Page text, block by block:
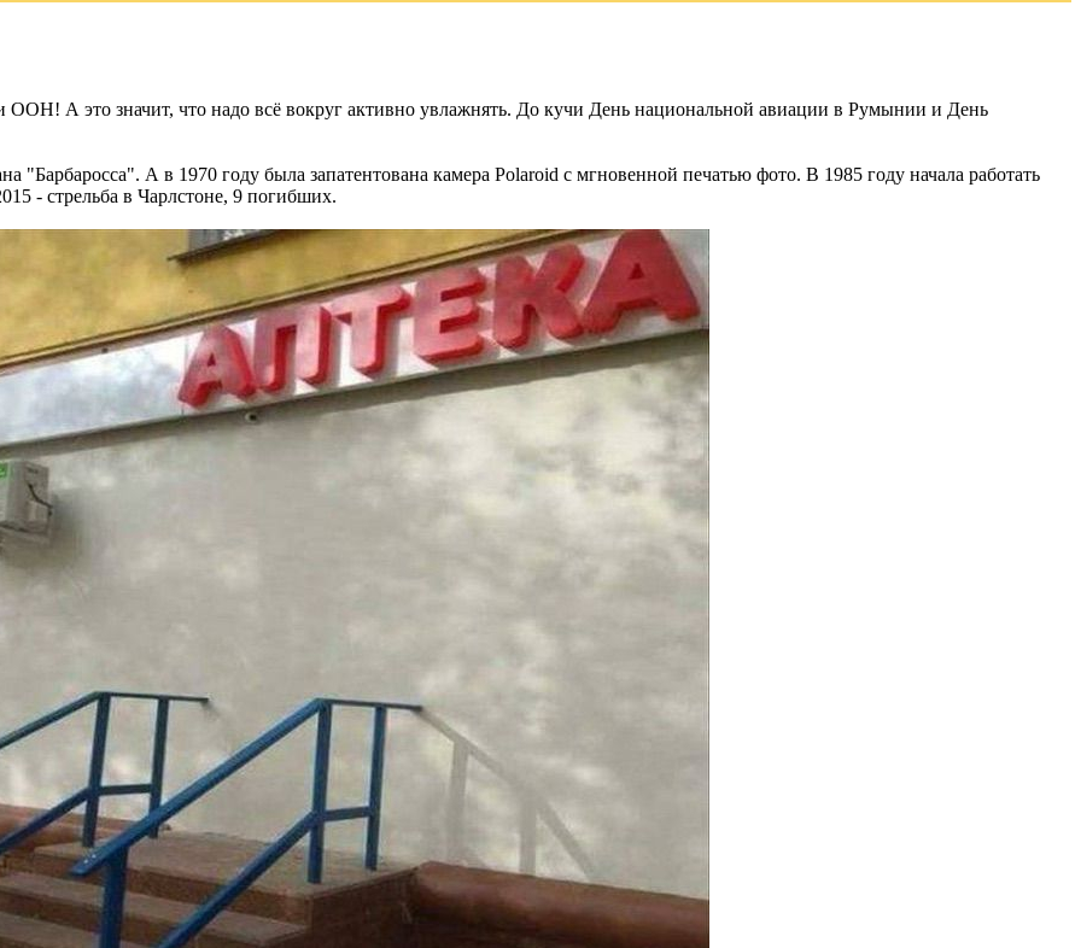
А это значит, что надо всё вокруг активно увлажнять. До кучи День национальной авиации в Румынии и День
"Барбаросса". А в 1970 году была запатентована камера Polaroid с мгновенной печатью фото. В 1985 году начала работать
- стрельба в Чарлстоне, 9 погибших.